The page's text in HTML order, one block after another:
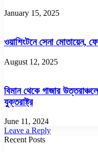
January 15, 2025
ওয়াশিংটনে সেনা মোতায়েন,
August 12, 2025
বিমান থেকে গাজার
যুক্তরাষ্ট্র
June 11, 2024
Leave a Reply
Recent Posts